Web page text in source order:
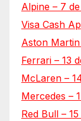
Alpine – 7
Visa Cash
Aston
Ferrari – 13
McLaren –
Mercedes –
Red Bull –